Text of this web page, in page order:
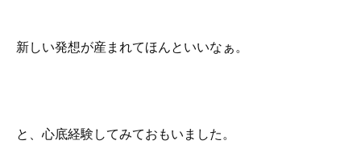
新しい発想が産まれてほんといいなぁ。
と、心底経験してみておもいました。